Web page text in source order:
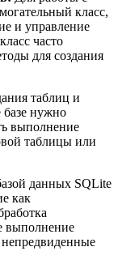
класс,
и управление
часто
для создания
таблиц и
нужно
выполнение
таблицы или
данных SQLite
как
выполнение